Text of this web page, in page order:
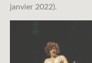
janvier 2022).